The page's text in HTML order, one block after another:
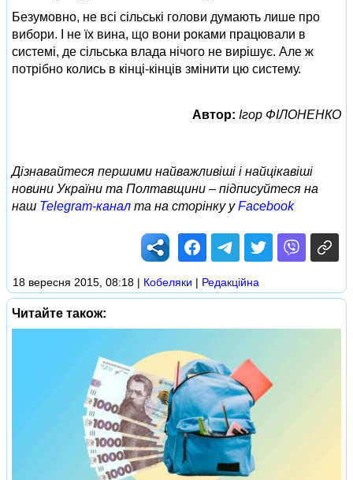
Безумовно, не всі сільські голови думають лише про
вибори. І не їх вина, що вони роками працювали в
системі, де сільська влада нічого не вирішує. Але ж
потрібно колись в кінці-кінців змінити цю систему.
Автор: Ігор ФІЛОНЕНКО
Дізнавайтеся першими найважливіші і найцікавіші
новини України та Полтавщини – підписуйтеся на
наш Telegram-канал та на сторінку уFacebook
18 вересня 2015, 08:18 | Кобеляки | Редакційна
Читайте також: